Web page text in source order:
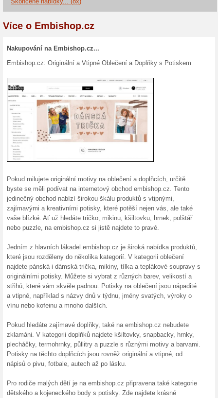
Pokračovat na
kupóny do tohoto obchodu.
Aktuální slevy a
10 % sleva za
100% fungovalo
Akce
emailu vám pošlou slevu.
nejnovějších trendech,
Embishop.
Doprava zdarma na
100% fungovalo Akce